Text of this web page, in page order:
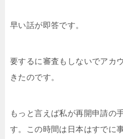
早い話が即答です。
要するに審査もしないでアカ
きたのです。
もっと言えば私が再開申請の
す。この時間は日本はすでに